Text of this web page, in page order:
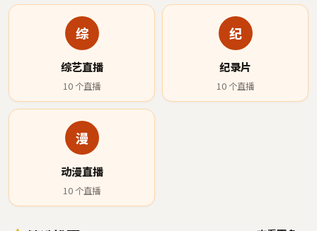
综
综艺直播
10 个直播
纪
纪录片
10 个直播
漫
动漫直播
10 个直播